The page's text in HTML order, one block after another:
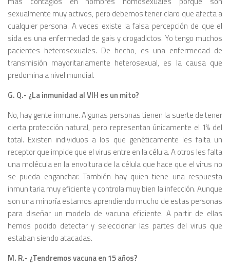
sexualmente muy activos, pero debemos tener claro que afecta a
cualquier persona. A veces existe la falsa percepción de que el
sida es una enfermedad de gais y drogadictos. Yo tengo muchos
pacientes hete­rosexuales. De hecho, es una enfer­medad de
transmisión mayoritaria­mente heterosexual, es la causa que
predomina a nivel mundial.
G. Q.- ¿La inmunidad al VIH es un mito?
No, hay gente inmune. Algunas personas tienen la suerte de tener
cierta protección natural, pero re­presentan únicamente el 1% del
total. Existen individuos a los que ge­néticamente les falta un
receptor que impide que el virus entre en la célula. A otros les falta
una molécula en la envoltura de la célula que hace que el virus no
se pueda enganchar. Tam­bién hay quien tiene una respuesta
inmunitaria muy eficiente y controla muy bien la infección. Aunque
son una minoría estamos aprendiendo mucho de estas personas
para dise­ñar un modelo de vacuna eficiente. A partir de ellas
hemos podido detec­tar y seleccionar las partes del virus que
estaban siendo atacadas.
M. R.- ¿Tendremos vacuna en 15 años?